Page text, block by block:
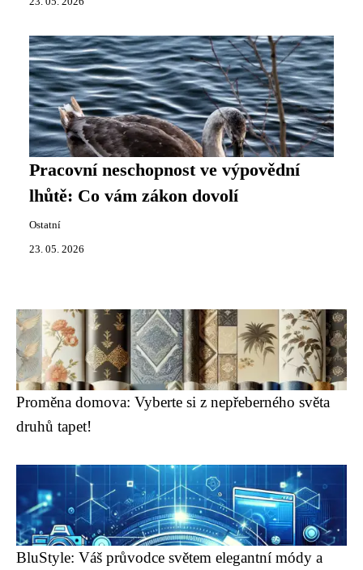
Pracovní neschopnost ve výpovědní
lhůtě: Co vám zákon dovolí
Ostatní
23. 05. 2026
Proměna domova: Vyberte si z nepřeberného světa
druhů tapet!
BluStyle: Váš průvodce světem elegantní módy a